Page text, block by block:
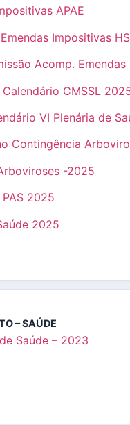
APAE
Impositivas
Acomp.
CMSSL
VI Plenária de
Contingência
-2025
2025
2025
– SAÚDE
Saúde – 2023